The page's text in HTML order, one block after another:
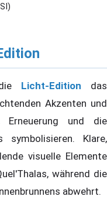
Licht-Edition das
Akzenten und
Erneuerung und die
Klare,
visuelle Elemente
während die
abwehrt.